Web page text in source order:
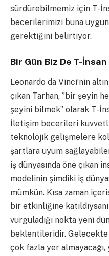
sürdürebilmemiz için T-
becerilerimizi buna
gerektiğini belirtiyor.
Bir Gün Biz De T-
Leonardo da Vinci’nin
çıkan Tarhan, ‘’bir şeyin
şeyini bilmek’’ olarak T-
İletişim becerileri
teknolojik gelişmelere
şartlara uyum
iş dünyasında öne çıkan
modelinin şimdiki iş
mümkün. Kısa zaman
bir etkinliğine
vurguladığı nokta yeni
beklentileridir. Gelecekte
çok fazla yer